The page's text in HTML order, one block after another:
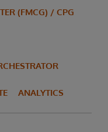
(FMCG) / CPG
ANALYTICS